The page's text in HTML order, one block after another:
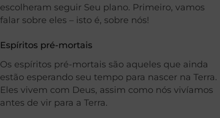
escolheram seguir Seu plano. Primeiro, vamos
falar sobre eles – isto é, sobre nós!
Espíritos pré-mortais
Os espíritos pré-mortais são aqueles que ainda
estão esperando seu tempo para nascer na Terra.
Eles vivem com Deus, assim como nós vivíamos
antes de vir para a Terra.